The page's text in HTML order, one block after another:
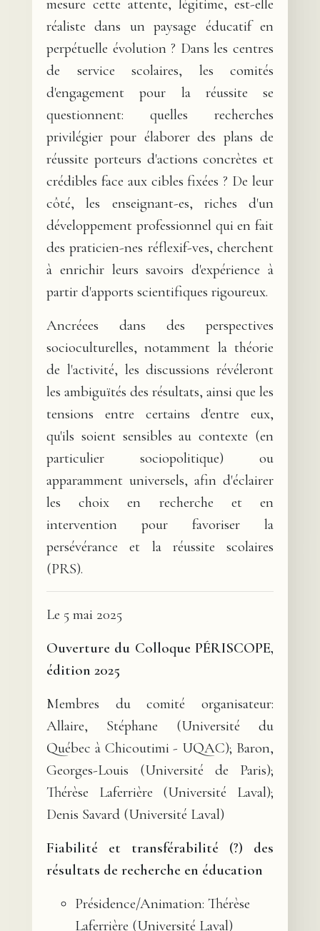
mesure cette attente, légitime, est-elle
réaliste dans un paysage éducatif en
perpétuelle évolution ? Dans les centres
de service scolaires, les comités
d'engagement pour la réussite se
questionnent: quelles recherches
privilégier pour élaborer des plans de
réussite porteurs d'actions concrètes et
crédibles face aux cibles fixées ? De leur
côté, les enseignant-es, riches d'un
développement professionnel qui en fait
des praticien-nes réflexif-ves, cherchent
à enrichir leurs savoirs d'expérience à
partir d'apports scientifiques rigoureux.
Ancréees dans des perspectives
socioculturelles, notamment la théorie
de l'activité, les discussions révéleront
les ambiguïtés des résultats, ainsi que les
tensions entre certains d'entre eux,
qu'ils soient sensibles au contexte (en
particulier sociopolitique) ou
apparamment universels, afin d'éclairer
les choix en recherche et en
intervention pour favoriser la
persévérance et la réussite scolaires
(PRS).
Le 5 mai 2025
Ouverture du Colloque PÉRISCOPE,
édition 2025
Membres du comité organisateur:
Allaire, Stéphane (Université du
Québec à Chicoutimi - UQAC); Baron,
Georges-Louis (Université de Paris);
Thérèse Laferrière (Université Laval);
Denis Savard (Université Laval)
Fiabilité et transférabilité (?) des
résultats de recherche en éducation
Présidence/Animation: Thérèse
Laferrière (Université Laval)